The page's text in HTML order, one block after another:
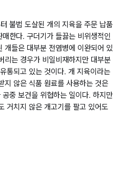
불법 도살된 개의 지육을 주문 납품
매한다. 구더기가 들끓는 비위생적인
개들은 대부분 전염병에 이완되어 있
리는 경우가 비일비재하지만 대부분
통되고 있는 것이다. 개 지육이라는
지 않은 식품 원료를 사용하는 것은
중 보건을 위협하는 일이다. 하지만
거치지 않은 개고기를 팔고 있어도